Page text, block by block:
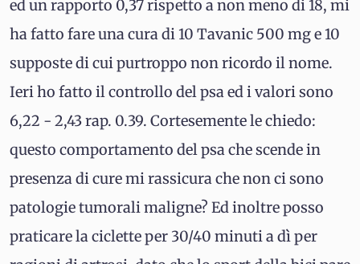
ed un rapporto 0,37 rispetto a non meno di 18, mi
ha fatto fare una cura di 10 Tavanic 500 mg e 10
supposte di cui purtroppo non ricordo il nome.
Ieri ho fatto il controllo del psa ed i valori sono
6,22 - 2,43 rap. 0.39. Cortesemente le chiedo:
questo comportamento del psa che scende in
presenza di cure mi rassicura che non ci sono
patologie tumorali maligne? Ed inoltre posso
praticare la ciclette per 30/40 minuti a dì per